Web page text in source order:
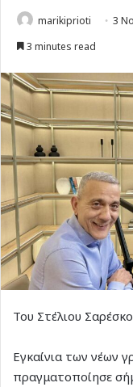
marikiprioti 3
3 minutes read
Του Στέλιου
Εγκαίνια των νέων
πραγματοποίησε